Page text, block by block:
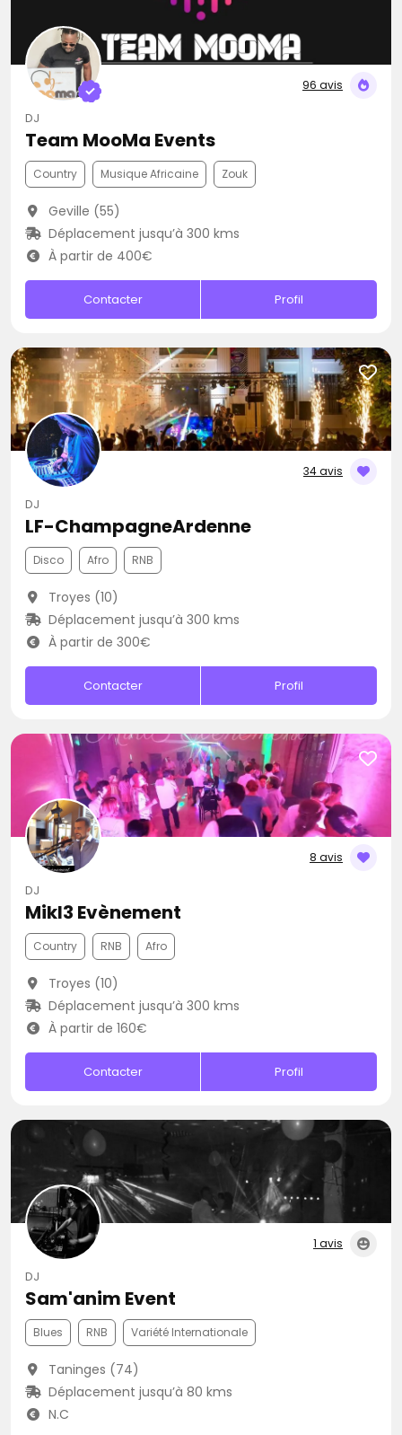
96 avis
DJ
Team MooMa Events
Country Musique Africaine Zouk
Geville (55)
Déplacement jusqu’à 300 kms
À partir de 400€
Contacter Profil
34 avis
DJ
LF-ChampagneArdenne
Disco Afro RNB
Troyes (10)
Déplacement jusqu’à 300 kms
À partir de 300€
Contacter Profil
8 avis
DJ
Mikl3 Evènement
Country RNB Afro
Troyes (10)
Déplacement jusqu’à 300 kms
À partir de 160€
Contacter Profil
1 avis
DJ
Sam'anim Event
Blues RNB Variété Internationale
Taninges (74)
Déplacement jusqu’à 80 kms
N.C